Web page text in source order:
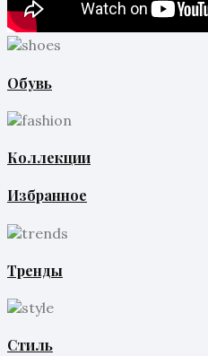
Обувь
Коллекции
Избранное
Тренды
Стиль